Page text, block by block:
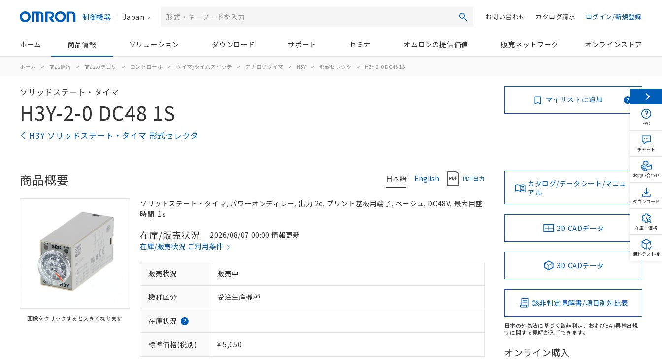
制御機器 Japan 検索 ログイン/新規登録
カタログ請求
お問い合わせ
ホーム 商品情報 ソリューション ダウンロード サポート セミナ オムロンの提供価値 販売ネットワーク オンラインストア
ホーム > 商品情報 > 商品カテゴリ > コントロール > タイマ/タイムスイッチ > アナログタイマ > H3Y > 形式セレクタ > H3Y-2-0 DC48 1S
ソリッドステート・タイマ
H3Y-2-0 DC48 1S
H3Y ソリッドステート・タイマ 形式セレクタ
マイリストに追加
日本語 English PDF出力
商品概要
画像をクリックすると大きくなります
ソリッドステート・タイマ, パワーオンディレー, 出力 2c, プリント基板用端子, ベージュ, DC48V, 最大目盛
時間: 1s
在庫/販売状況
2026/08/07 00:00 情報更新
在庫/販売状況 ご利用条件
販売状況 販売中
機種区分 受注生産機種
在庫状況
標準価格(税別) ¥ 5,050
カタログ/データシート/マニュ
アル
2D CADデータ
3D CADデータ
該非判定見解書/項目別対比表
日本の外為法に基づく該非判定、およびEAR再輸出規
制に関する見解が入手できます。
オンライン購入
FAQ
チャット
お問い合わせ
ダウンロード
在庫・価格
無料テスト機